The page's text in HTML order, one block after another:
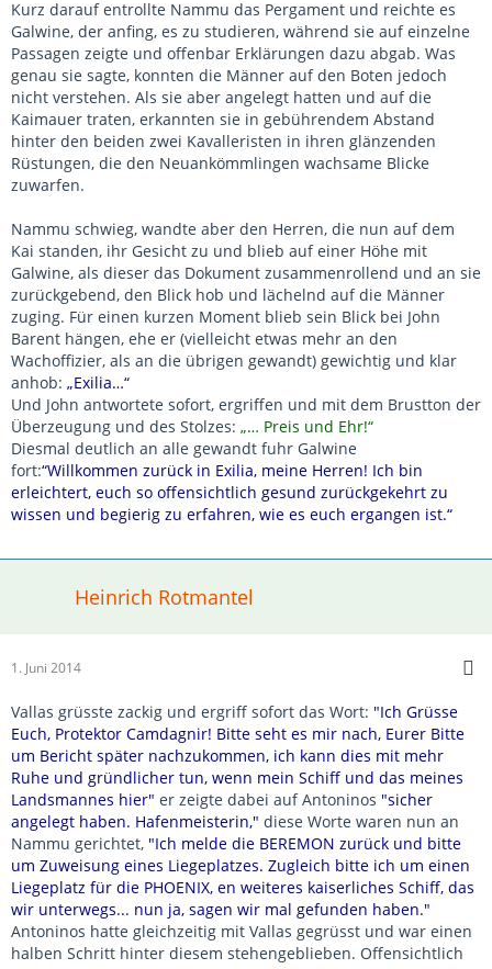
Kurz darauf entrollte Nammu das Pergament und reichte es
Galwine, der anfing, es zu studieren, während sie auf einzelne
Passagen zeigte und offenbar Erklärungen dazu abgab. Was
genau sie sagte, konnten die Männer auf den Boten jedoch
nicht verstehen. Als sie aber angelegt hatten und auf die
Kaimauer traten, erkannten sie in gebührendem Abstand
hinter den beiden zwei Kavalleristen in ihren glänzenden
Rüstungen, die den Neuankömmlingen wachsame Blicke
zuwarfen.
Nammu schwieg, wandte aber den Herren, die nun auf dem
Kai standen, ihr Gesicht zu und blieb auf einer Höhe mit
Galwine, als dieser das Dokument zusammenrollend und an sie
zurückgebend, den Blick hob und lächelnd auf die Männer
zuging. Für einen kurzen Moment blieb sein Blick bei John
Barent hängen, ehe er (vielleicht etwas mehr an den
Wachoffizier, als an die übrigen gewandt) gewichtig und klar
anhob: „Exilia…“
Und John antwortete sofort, ergriffen und mit dem Brustton der
Überzeugung und des Stolzes: „… Preis und Ehr!“
Diesmal deutlich an alle gewandt fuhr Galwine
fort:“Willkommen zurück in Exilia, meine Herren! Ich bin
erleichtert, euch so offensichtlich gesund zurückgekehrt zu
wissen und begierig zu erfahren, wie es euch ergangen ist.“
Heinrich Rotmantel
1. Juni 2014
Vallas grüsste zackig und ergriff sofort das Wort: "Ich Grüsse
Euch, Protektor Camdagnir! Bitte seht es mir nach, Eurer Bitte
um Bericht später nachzukommen, ich kann dies mit mehr
Ruhe und gründlicher tun, wenn mein Schiff und das meines
Landsmannes hier" er zeigte dabei auf Antoninos "sicher
angelegt haben. Hafenmeisterin," diese Worte waren nun an
Nammu gerichtet, "Ich melde die BEREMON zurück und bitte
um Zuweisung eines Liegeplatzes. Zugleich bitte ich um einen
Liegeplatz für die PHOENIX, en weiteres kaiserliches Schiff, das
wir unterwegs... nun ja, sagen wir mal gefunden haben."
Antoninos hatte gleichzeitig mit Vallas gegrüsst und war einen
halben Schritt hinter diesem stehengeblieben. Offensichtlich